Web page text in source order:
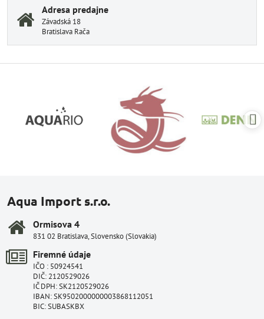
Adresa predajne
Závadská 18
Bratislava Rača
Aqua Import s.r.o.
Ormisova 4
831 02 Bratislava, Slovensko (Slovakia)
Firemné údaje
IČO : 50924541
DIČ: 2120529026
IČ DPH: SK2120529026
IBAN: SK9502000000003868112051
BIC: SUBASKBX